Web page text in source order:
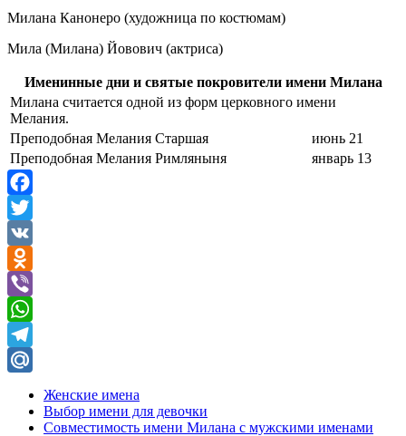
Милана Канонеро (художница по костюмам)
Мила (Милана) Йовович (актриса)
Именинные дни и святые покровители имени Милана
Милана считается одной из форм церковного имени
Мелания.
Преподобная Мелания Старшая
июнь 21
Преподобная Мелания Римляныня
январь 13
Facebook
Twitter
VK
Odnoklassniki
Viber
WhatsApp
Telegram
Женские имена
Выбор имени для девочки
Совместимость имени Милана с мужскими именами